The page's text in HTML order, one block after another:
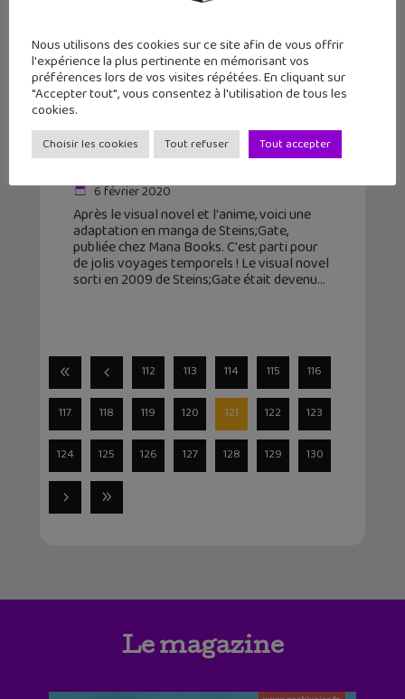
Lecture du jour #28 : Steins;Gate
(T1), l’adaptation manga avec de jolis
voyages tem...
6 février 2020
Après le visual novel et l'anime, voici une
adaptation en manga de Steins;Gate,
publiée chez Mana Books. C'est parti pour
de jolis voyages temporels ! Le visual novel
sorti en 2009 de Steins;Gate était devenu
112 113 114 115 116
117 118 119 120 121 122 123
124 125 126 127 128 129 130
Le magazine
Nous utilisons des cookies sur ce site afin de vous offrir
l'expérience la plus pertinente en mémorisant vos
préférences lors de vos visites répétées. En cliquant sur
"Accepter tout", vous consentez à l'utilisation de tous les
cookies.
Choisir les cookies Tout refuser Tout accepter